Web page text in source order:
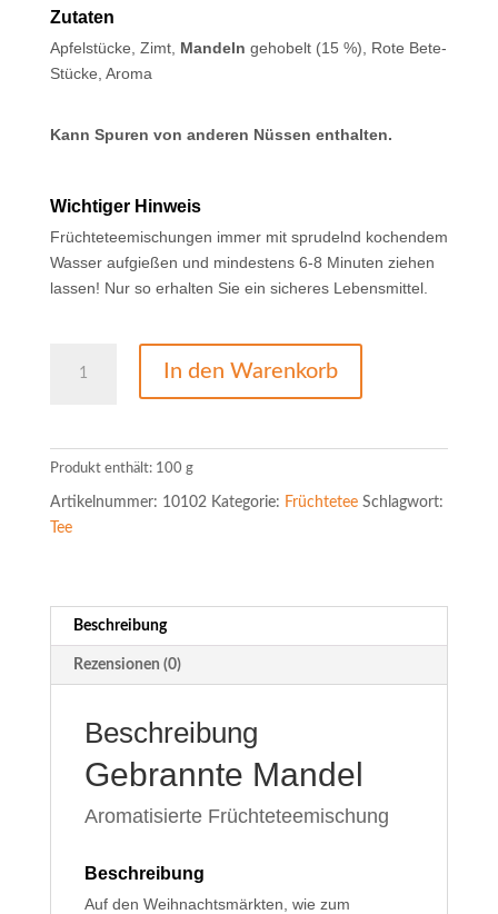
Zutaten
Apfelstücke, Zimt, Mandeln gehobelt (15 %), Rote Bete-
Stücke, Aroma
Kann Spuren von anderen Nüssen enthalten.
Wichtiger Hinweis
Früchteteemischungen immer mit sprudelnd kochendem
Wasser aufgießen und mindestens 6-8 Minuten ziehen
lassen! Nur so erhalten Sie ein sicheres Lebensmittel.
gebrannte
In den Warenkorb
Produkt enthält: 100 g
Artikelnummer: 10102 Kategorie: Früchtetee Schlagwort:
Tee
Beschreibung
Rezensionen (0)
Beschreibung
Gebrannte Mandel
Aromatisierte Früchteteemischung
Beschreibung
Auf den Weihnachtsmärkten, wie zum